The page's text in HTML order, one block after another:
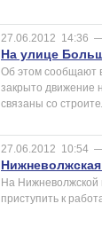
27.06.2012 14:36
На улице
Об этом сообщают
закрыто движение
связаны со
27.06.2012 10:54
На Нижневолжской
приступить к